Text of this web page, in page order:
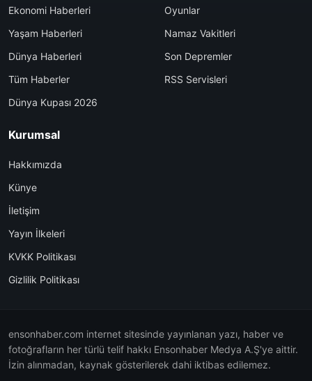
Ekonomi Haberleri
Yaşam Haberleri
Dünya Haberleri
Tüm Haberler
Dünya Kupası 2026
Oyunlar
Namaz Vakitleri
Son Depremler
RSS Servisleri
Kurumsal
Hakkımızda
Künye
İletişim
Yayın İlkeleri
KVKK Politikası
Gizlilik Politikası
ensonhaber.com internet sitesinde yayınlanan yazı, haber ve
fotoğrafların her türlü telif hakkı Ensonhaber Medya A.Ş'ye aittir.
İzin alınmadan, kaynak gösterilerek dahi iktibas edilemez.